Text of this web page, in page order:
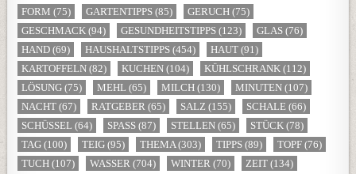
FORM (75) GARTENTIPPS (85) GERUCH (75)
GESCHMACK (94) GESUNDHEITSTIPPS (123) GLAS (76)
HAND (69) HAUSHALTSTIPPS (454) HAUT (91)
KARTOFFELN (82) KUCHEN (104) KÜHLSCHRANK (112)
LÖSUNG (75) MEHL (65) MILCH (130) MINUTEN (107)
NACHT (67) RATGEBER (65) SALZ (155) SCHALE (66)
SCHÜSSEL (64) SPASS (87) STELLEN (65) STÜCK (78)
TAG (100) TEIG (95) THEMA(303) TIPPS (89) TOPF (76)
TUCH (107) WASSER (704) WINTER (70) ZEIT (134)